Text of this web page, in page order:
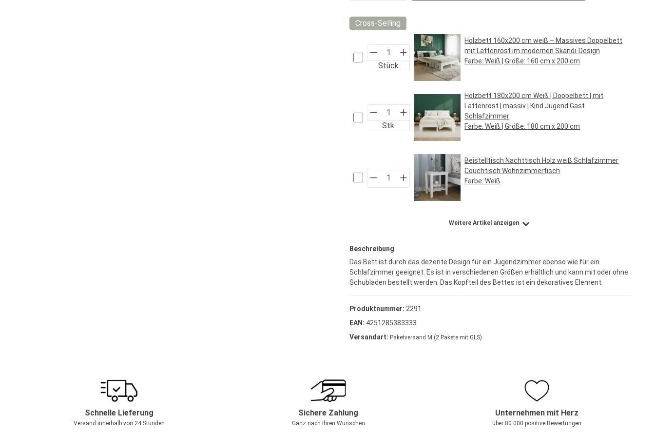
Cross-Selling
Stück
Holzbett 160x200 cm weiß – Massives Doppelbett
mit Lattenrost im modernen Skandi-Design
Farbe:Weiß | Größe: 160 cm x 200 cm
Stk
Holzbett 180x200 cm Weiß | Doppelbett | mit
Lattenrost | massiv | Kind Jugend Gast
Schlafzimmer
Farbe:Weiß | Größe: 180 cm x 200 cm
Beistelltisch Nachttisch Holz weiß Schlafzimmer
Couchtisch Wohnzimmertisch
Farbe:Weiß
Weitere Artikel anzeigen
Beschreibung
Das Bett ist durch das dezente Design für ein Jugendzimmer ebenso wie für ein
Schlafzimmer geeignet. Es ist in verschiedenen Größen erhältlich und kann mit oder ohne
Schubladen bestellt werden. Das Kopfteil des Bettes ist ein dekoratives Element.
Produktnummer: 2291
EAN: 4251285383333
Versandart: Paketversand M (2 Pakete mit GLS)
Schnelle Lieferung
Versand innerhalb von 24 Stunden
Sichere Zahlung
Ganz nach Ihren Wünschen
Unternehmen mit Herz
über 80.000 positive Bewertungen